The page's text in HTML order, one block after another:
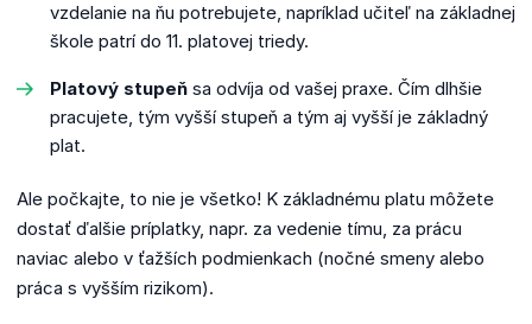
vzdelanie na ňu potrebujete, napríklad učiteľ na základnej
škole patrí do 11. platovej triedy.
Platový stupeň sa odvíja od vašej praxe. Čím dlhšie
pracujete, tým vyšší stupeň a tým aj vyšší je základný
plat.
Ale počkajte, to nie je všetko! K základnému platu môžete
dostať ďalšie príplatky, napr. za vedenie tímu, za prácu
naviac alebo v ťažších podmienkach (nočné smeny alebo
práca s vyšším rizikom).